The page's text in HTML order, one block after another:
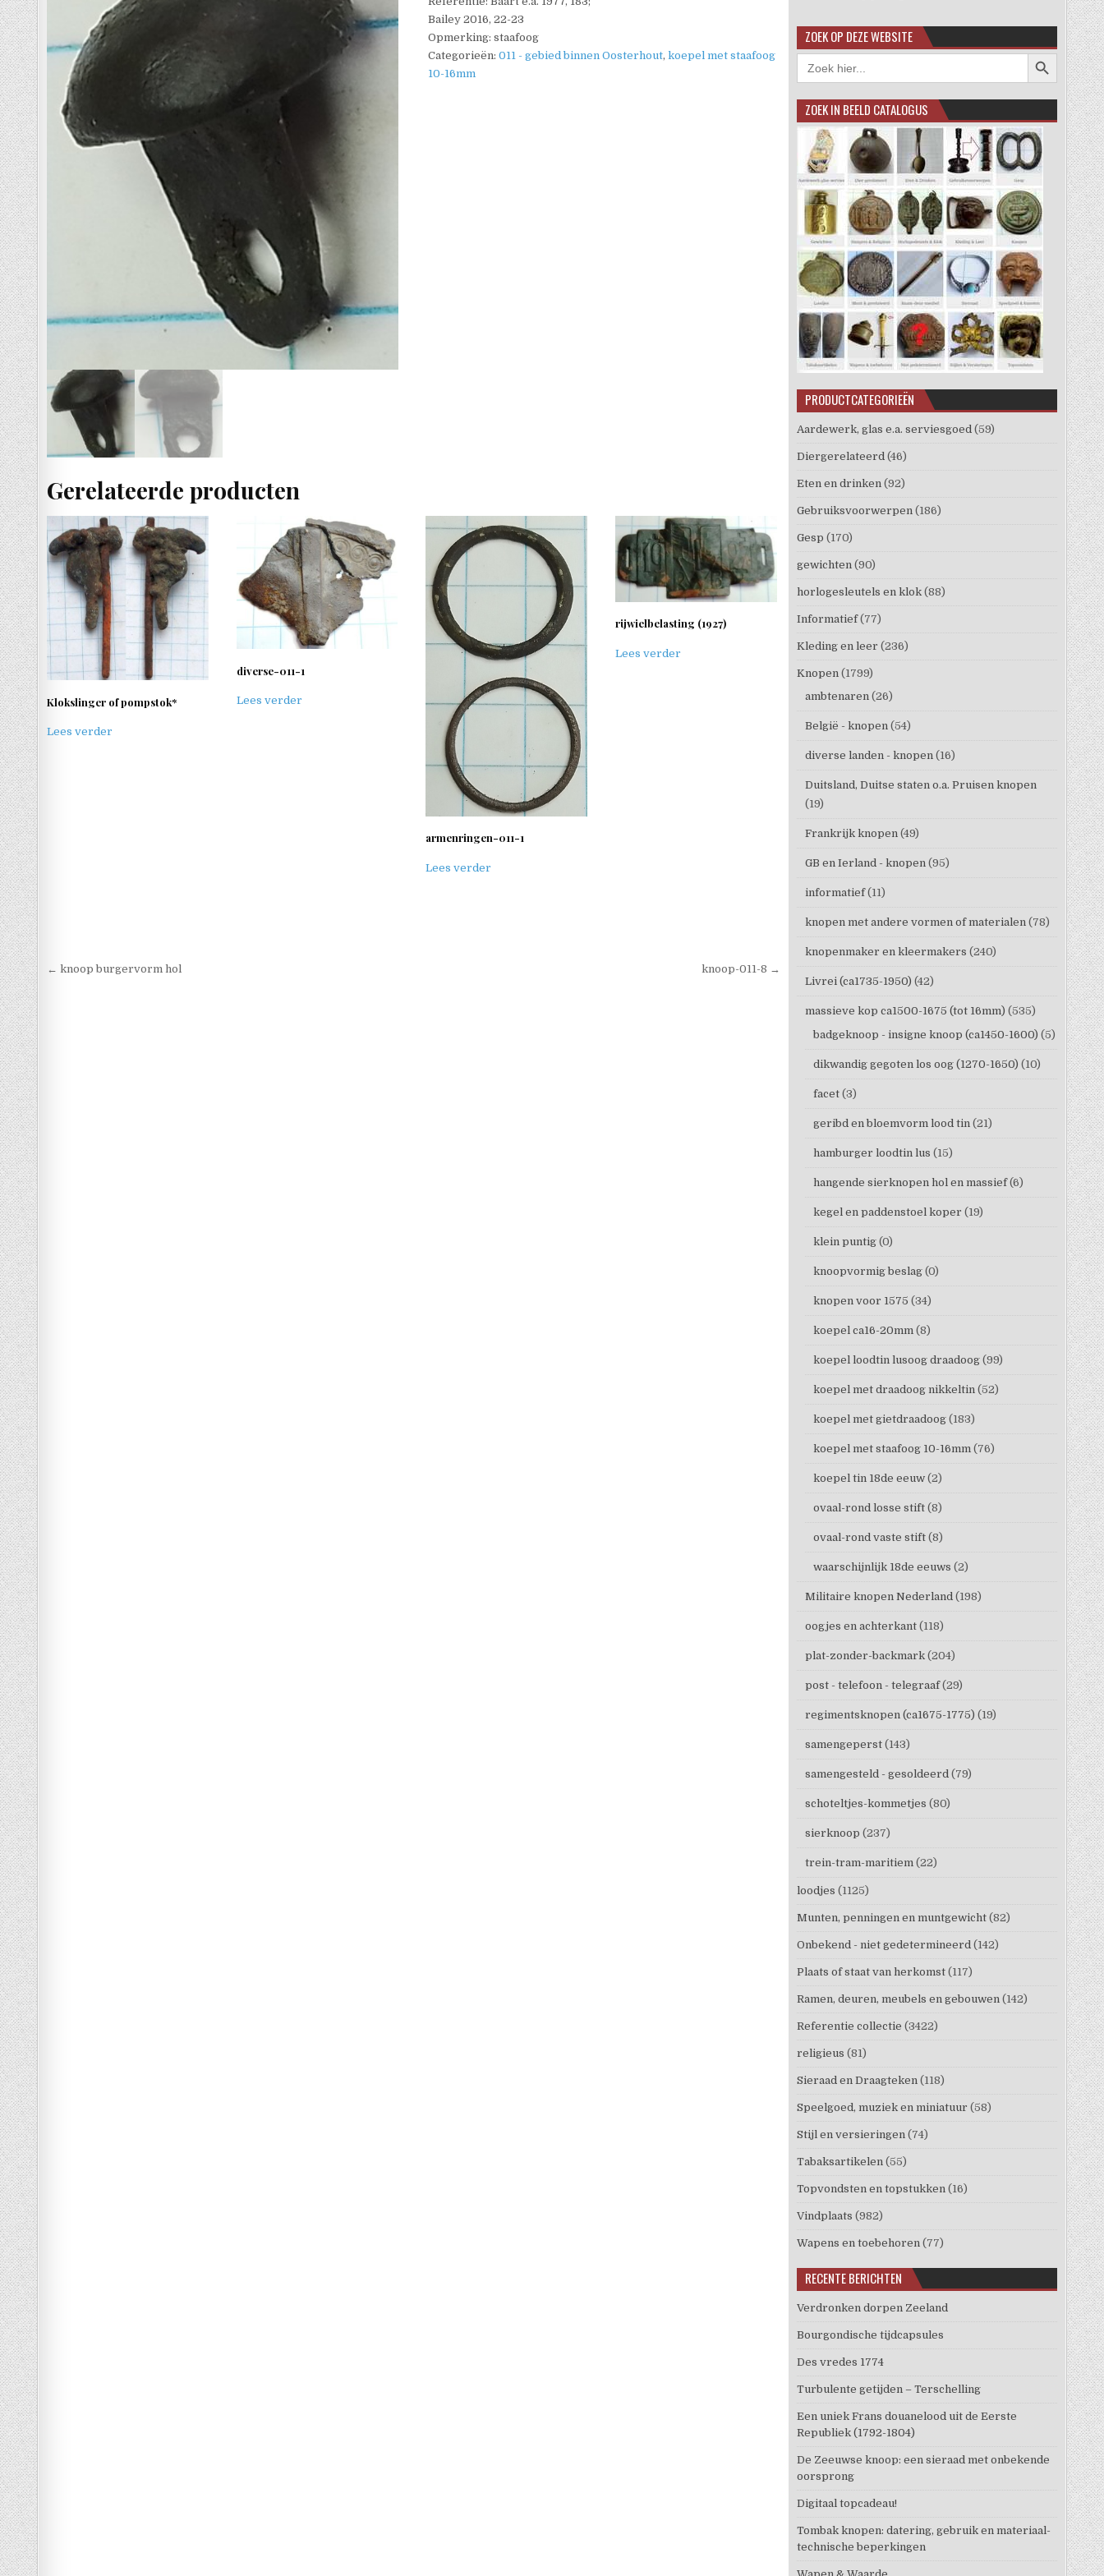
Bailey 2016, 22-23
Opmerking: staafoog
Categorieën:011 - gebied binnen Oosterhout,koepel met staafoog
10-16mm
Gerelateerde producten
Klokslinger of pompstok*
Lees verder
diverse-011-1
Lees verder
armenringen-011-1
Lees verder
rijwielbelasting (1927)
Lees verder
Berichtnavigatie
← knoop burgervorm hol knoop-011-8 →
ZOEK OP DEZE WEBSITE
Zoek
naar:
Zoekknop
ZOEK IN BEELD CATALOGUS
PRODUCTCATEGORIEËN
Aardewerk, glas e.a. serviesgoed (59)
Diergerelateerd (46)
Eten en drinken (92)
Gebruiksvoorwerpen (186)
Gesp (170)
gewichten (90)
horlogesleutels en klok (88)
Informatief (77)
Kleding en leer (236)
Knopen (1799)
ambtenaren (26)
België - knopen (54)
diverse landen - knopen (16)
Duitsland, Duitse staten o.a. Pruisen knopen
(19)
Frankrijk knopen (49)
GB en Ierland - knopen (95)
informatief (11)
knopen met andere vormen of materialen (78)
knopenmaker en kleermakers (240)
Livrei (ca1735-1950) (42)
massieve kop ca1500-1675 (tot 16mm) (535)
badgeknoop - insigne knoop (ca1450-1600) (5)
dikwandig gegoten los oog (1270-1650) (10)
facet (3)
geribd en bloemvorm lood tin (21)
hamburger loodtin lus (15)
hangende sierknopen hol en massief (6)
kegel en paddenstoel koper (19)
klein puntig (0)
knoopvormig beslag (0)
knopen voor 1575 (34)
koepel ca16-20mm (8)
koepel loodtin lusoog draadoog (99)
koepel met draadoog nikkeltin (52)
koepel met gietdraadoog (183)
koepel met staafoog 10-16mm (76)
koepel tin 18de eeuw (2)
ovaal-rond losse stift (8)
ovaal-rond vaste stift (8)
waarschijnlijk 18de eeuws (2)
Militaire knopen Nederland (198)
oogjes en achterkant (118)
plat-zonder-backmark (204)
post - telefoon - telegraaf (29)
regimentsknopen (ca1675-1775) (19)
samengeperst (143)
samengesteld - gesoldeerd (79)
schoteltjes-kommetjes (80)
sierknoop (237)
trein-tram-maritiem (22)
loodjes (1125)
Munten, penningen en muntgewicht (82)
Onbekend - niet gedetermineerd (142)
Plaats of staat van herkomst (117)
Ramen, deuren, meubels en gebouwen (142)
Referentie collectie (3422)
religieus (81)
Sieraad en Draagteken (118)
Speelgoed, muziek en miniatuur (58)
Stijl en versieringen (74)
Tabaksartikelen (55)
Topvondsten en topstukken (16)
Vindplaats (982)
Wapens en toebehoren (77)
RECENTE BERICHTEN
Verdronken dorpen Zeeland
Bourgondische tijdcapsules
Des vredes 1774
Turbulente getijden – Terschelling
Een uniek Frans douanelood uit de Eerste
Republiek (1792-1804)
De Zeeuwse knoop: een sieraad met onbekende
oorsprong
Digitaal topcadeau!
Tombak knopen: datering, gebruik en materiaal-
technische beperkingen